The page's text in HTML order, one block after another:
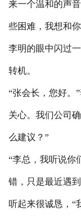
来一个温和的声
些困难，我想和
李明的眼中闪过
转机。
“张会长，您好。
关心。我们公司
么建议？”
“李总，我听说你
错，只是最近遇
听起来很诚恳，“